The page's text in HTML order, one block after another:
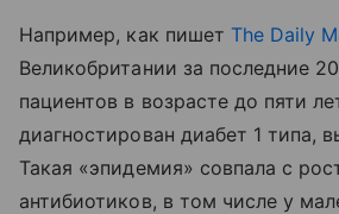
Например, как пишет The Daily
Великобритании за последние
пациентов в возрасте до пяти
диагностирован диабет 1 типа,
Такая «эпидемия» совпала с
антибиотиков, в том числе у